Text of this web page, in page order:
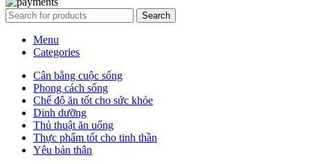
Search
Menu
Categories
Cân bằng cuộc sống
Phong cách sống
Chế độ ăn tốt cho sức khỏe
Dinh dưỡng
Thủ thuật ăn uống
Thực phẩm tốt cho tinh thần
Yêu bản thân